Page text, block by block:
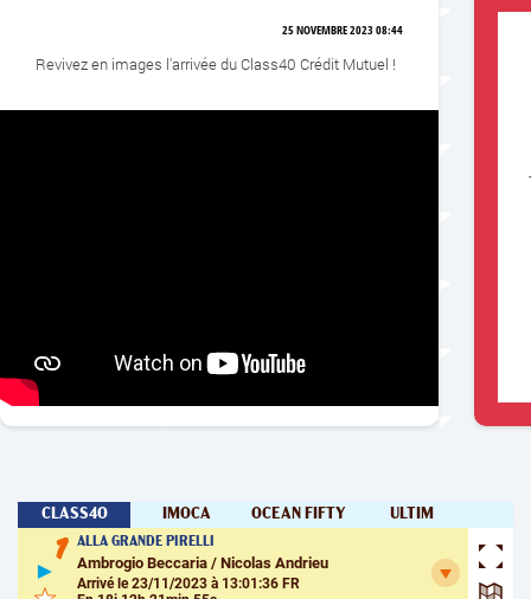
25 NOVEMBRE 2023 08:44
Revivez en images l'arrivée du Class40 Crédit Mutuel !